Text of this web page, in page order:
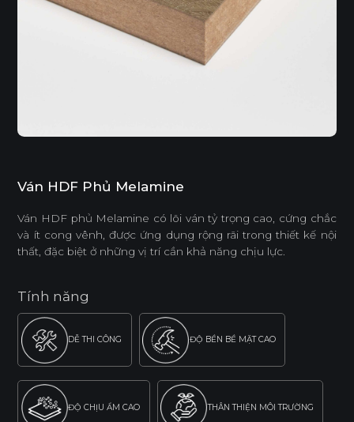
Ván HDF Phủ Melamine
Ván HDF phủ Melamine có lõi ván tỷ trọng cao, cứng chắc
và ít cong vênh, được ứng dụng rộng rãi trong thiết kế nội
thất, đặc biệt ở những vị trí cần khả năng chịu lực.
Tính năng
DỄ THI CÔNG ĐỘ BỀN BỀ MẶT CAO
ĐỘ CHỊU ẨM CAO THÂN THIỆN MÔI TRƯỜNG